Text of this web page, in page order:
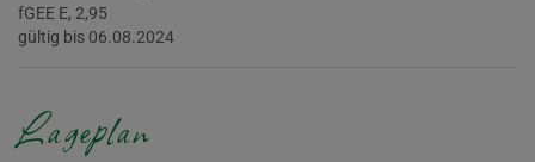
fGEE E, 2,95
gültig bis 06.08.2024
Lageplan